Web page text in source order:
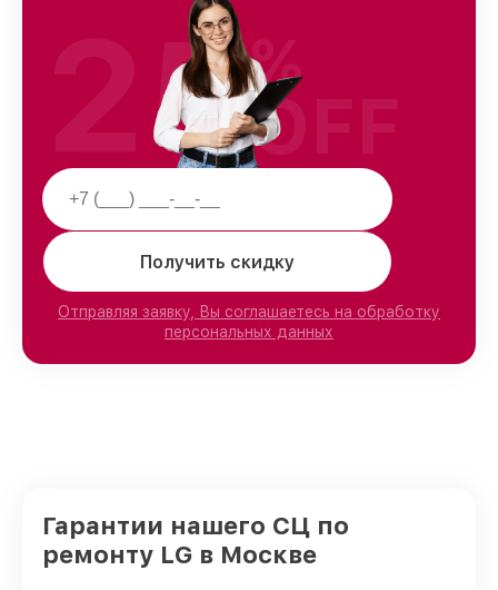
Получить скидку
Отправляя заявку, Вы соглашаетесь на обработку
персональных данных
25%
OFF
Гарантии нашего СЦ по
ремонту LG в Москве